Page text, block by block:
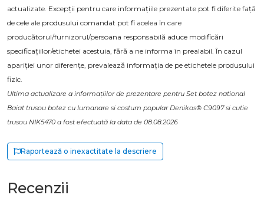
actualizate. Excepții pentru care informațiile prezentate pot fi diferite față
de cele ale produsului comandat pot fi acelea în care
producătorul/furnizorul/persoana responsabilă aduce modificări
specificațiilor/etichetei acestuia, fără a ne informa în prealabil. În cazul
apariției unor diferențe, prevalează informația de pe etichetele produsului
fizic.
Ultima actualizare a informațiilor de prezentare pentru Set botez national
Baiat trusou botez cu lumanare si costum popular Denikos® C9097 si cutie
trusou NIK5470 a fost efectuată la data de 08.08.2026
Raportează o inexactitate la descriere
Recenzii